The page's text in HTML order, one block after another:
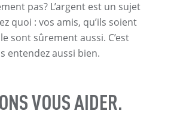
pas? L’argent est un sujet
quoi : vos amis, qu’ils soient
sont sûrement aussi. C’est
entendez aussi bien.
VOUS AIDER.